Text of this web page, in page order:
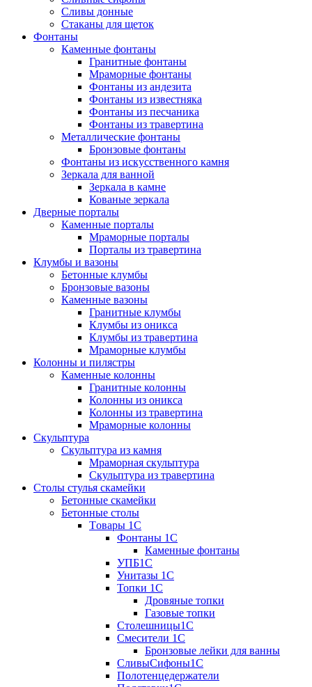
Сливы донные
Стаканы для щеток
Фонтаны
Каменные фонтаны
Гранитные фонтаны
Мраморные фонтаны
Фонтаны из андезита
Фонтаны из известняка
Фонтаны из песчаника
Фонтаны из травертина
Металлические фонтаны
Бронзовые фонтаны
Фонтаны из искусственного камня
Зеркала для ванной
Зеркала в камне
Кованые зеркала
Дверные порталы
Каменные порталы
Мраморные порталы
Порталы из травертина
Клумбы и вазоны
Бетонные клумбы
Бронзовые вазоны
Каменные вазоны
Гранитные клумбы
Клумбы из оникса
Клумбы из травертина
Мраморные клумбы
Колонны и пилястры
Каменные колонны
Гранитные колонны
Колонны из оникса
Колонны из травертина
Мраморные колонны
Скульптура
Скульптура из камня
Мраморная скульптура
Скульптура из травертина
Столы стулья скамейки
Бетонные скамейки
Бетонные столы
Tовары 1C
Фонтаны 1C
Каменные фонтаны
УПБ1С
Унитазы 1С
Топки 1С
Дровяные топки
Газовые топки
Столешницы1С
Смесители 1С
Бронзовые лейки для ванны
СливыСифоны1С
Полотенцедержатели